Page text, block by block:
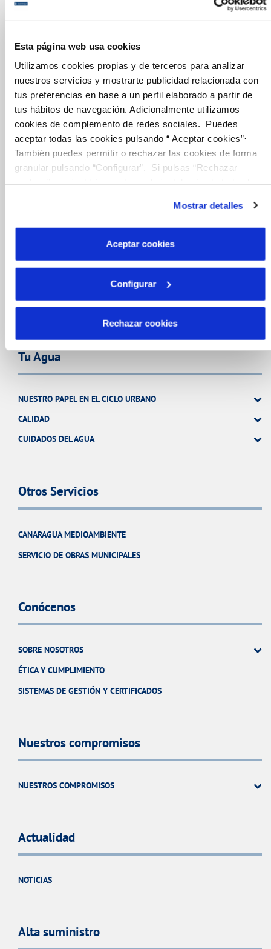
Esta página web usa cookies
Utilizamos cookies propias y de terceros para analizar
nuestros servicios y mostrarte publicidad relacionada con
tus preferencias en base a un perfil elaborado a partir de
tus hábitos de navegación. Adicionalmente utilizamos
cookies de complemento de redes sociales. Puedes
aceptar todas las cookies pulsando “ Aceptar cookies”·
También puedes permitir o rechazar las cookies de forma
granular pulsando “Configurar”. Si pulsas “Rechazar
que el sitio web funcione y que por tanto no se pueden
desactivar. Puedes consultar más información en
Política de Cookies
Mostrar detalles
Aceptar cookies
Configurar
Rechazar cookies
Gestiones Online
FACTURAS, PAGOS Y CONSUMOS
CONTRATOS
MODIFICACIÓN DE DATOS
INCIDENCIAS
TODAS LAS GESTIONES
OTRAS GESTIONES
COMPROMISO DE SERVICIO
Tu Agua
NUESTRO PAPEL EN EL CICLO URBANO
CALIDAD
CUIDADOS DEL AGUA
Otros Servicios
CANARAGUA MEDIOAMBIENTE
SERVICIO DE OBRAS MUNICIPALES
Conócenos
SOBRE NOSOTROS
ÉTICA Y CUMPLIMIENTO
SISTEMAS DE GESTIÓN Y CERTIFICADOS
Nuestros compromisos
NUESTROS COMPROMISOS
Actualidad
NOTICIAS
Alta suministro